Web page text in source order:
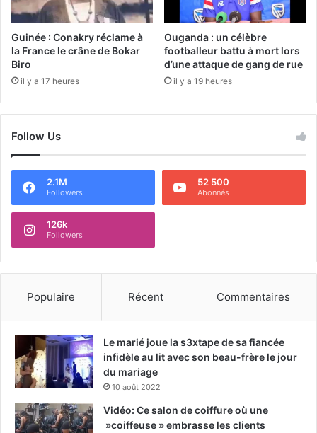
Guinée : Conakry réclame à
la France le crâne de Bokar
Biro
il y a 17 heures
Ouganda : un célèbre
footballeur battu à mort lors
d’une attaque de gang de rue
il y a 19 heures
Follow Us
2.1M
Followers
52 500
Abonnés
126k
Followers
Populaire Récent Commentaires
Le marié joue la s3xtape de sa fiancée
infidèle au lit avec son beau-frère le jour
du mariage
10 août 2022
Vidéo: Ce salon de coiffure où une
»coiffeuse » embrasse les clients